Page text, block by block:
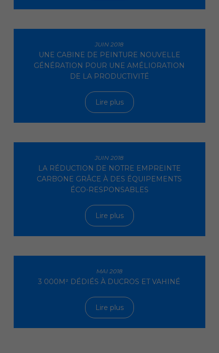
JUIN 2018
UNE CABINE DE PEINTURE NOUVELLE
GÉNÉRATION POUR UNE AMÉLIORATION
DE LA PRODUCTIVITÉ
Lire plus
JUIN 2018
LA RÉDUCTION DE NOTRE EMPREINTE
CARBONE GRÂCE À DES ÉQUIPEMENTS
ÉCO-RESPONSABLES
Lire plus
MAI 2018
3 000M² DÉDIÉS À DUCROS ET VAHINÉ
Lire plus